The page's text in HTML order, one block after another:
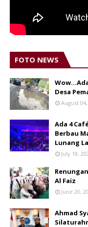
FOTO NEWS
Desa
August
Ada 4
Berbau
Lunang
July 18,
Al Faiz
June 20,
Ahmad